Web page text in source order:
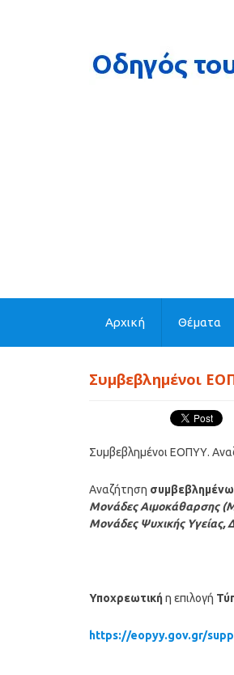
Αρχική Θέματα
Συμβεβλημένοι
Συμβεβλημένοι ΕΟΠΥΥ.
Αναζήτηση
Μονάδες Αιμοκάθαρσης
Μονάδες Ψυχικής Υγείας,
Υποχρεωτικήη επιλογή
https://eopyy.gov.gr/